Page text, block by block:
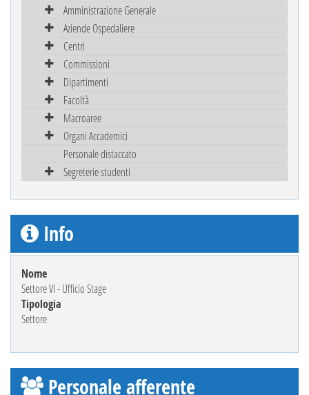
Amministrazione Generale
Aziende Ospedaliere
Centri
Commissioni
Dipartimenti
Facoltà
Macroaree
Organi Accademici
Personale distaccato
Segreterie studenti
Info
Nome
Settore VI - Ufficio Stage
Tipologia
Settore
Personale afferente